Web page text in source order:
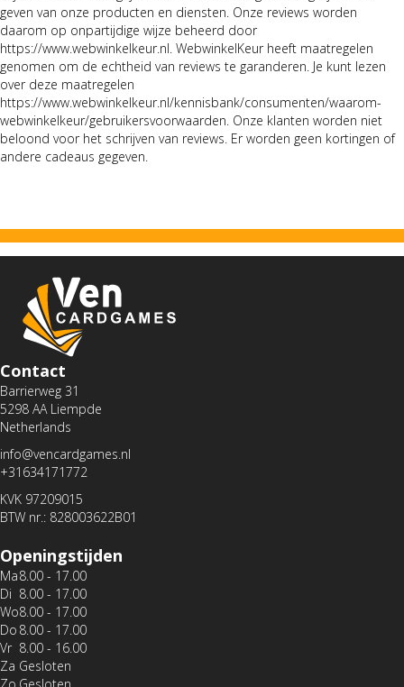
geven van onze producten en diensten. Onze reviews worden
daarom op onpartijdige wijze beheerd door
https://www.webwinkelkeur.nl. WebwinkelKeur heeft maatregelen
genomen om de echtheid van reviews te garanderen. Je kunt lezen
over deze maatregelen
https://www.webwinkelkeur.nl/kennisbank/consumenten/waarom-
webwinkelkeur/gebruikersvoorwaarden. Onze klanten worden niet
beloond voor het schrijven van reviews. Er worden geen kortingen of
andere cadeaus gegeven.
Contact
Barrierweg 31
5298 AA Liempde
Netherlands
info@vencardgames.nl
+31634171772
KVK 97209015
BTW nr.: 828003622B01
Openingstijden
Ma
Di
Wo
Do
Vr
Za
8.00 - 17.00
8.00 - 17.00
8.00 - 17.00
8.00 - 17.00
8.00 - 16.00
Gesloten